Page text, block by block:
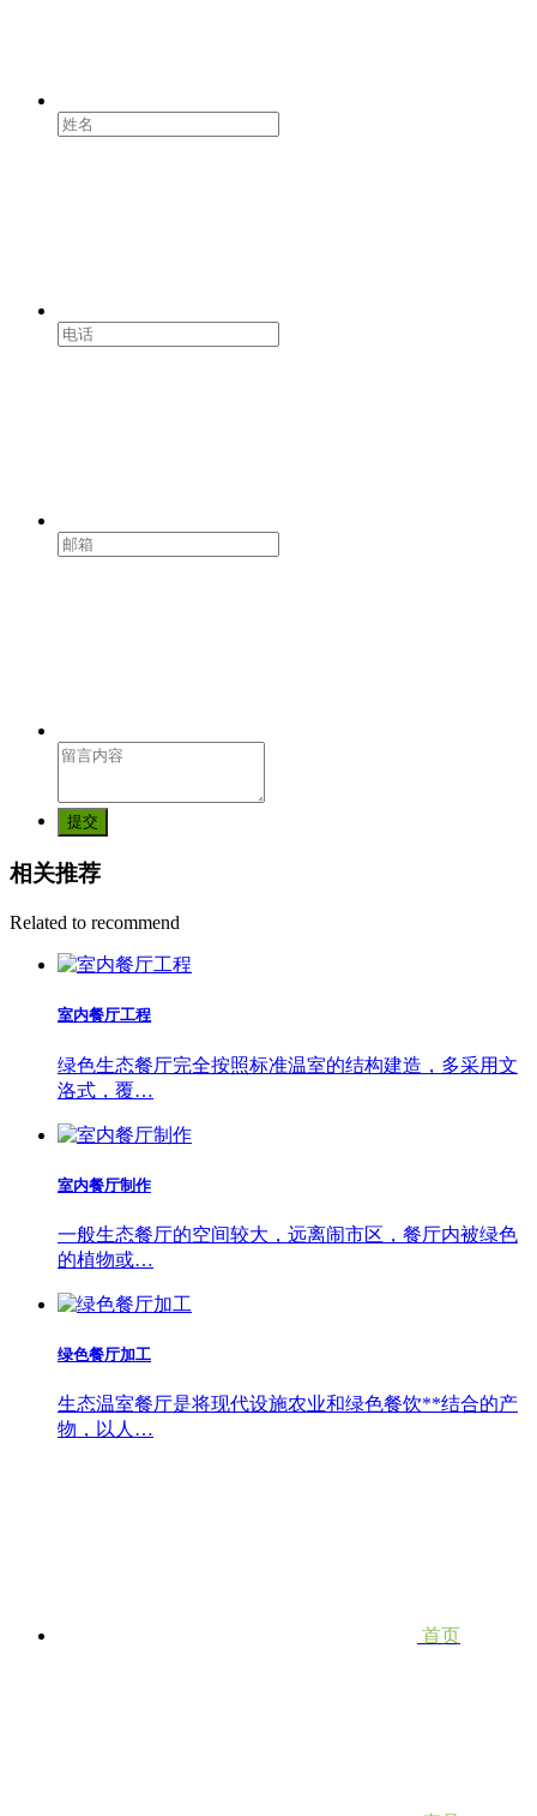
提交
相关推荐
Related to recommend
室内餐厅工程
绿色生态餐厅完全按照标准温室的结构建造，多采用文
洛式，覆…
室内餐厅制作
一般生态餐厅的空间较大，远离闹市区，餐厅内被绿色
的植物或…
绿色餐厅加工
生态温室餐厅是将现代设施农业和绿色餐饮**结合的产
物，以人…
首页